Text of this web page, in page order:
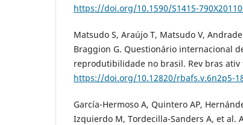
https://doi.org/10.1590/S1415-
Matsudo S, Araújo T, Matsudo V,
Braggion G. Questionário internacional
reprodutibilidade no brasil. Rev bras ativ
https://doi.org/10.12820/rbafs.v.6n2p5-
García-Hermoso A, Quintero AP,
Izquierdo M, Tordecilla-Sanders A, et al.